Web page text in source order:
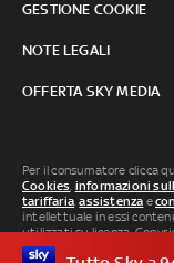
GESTIONE COOKIE
NOTE LEGALI
OFFERTA SKY MEDIA
Per il consumatore clicca
Cookies, informazioni
tariffaria,assistenza e
intellettuale in essi
utilizzati su licenza.
20138 Milano P.IVA